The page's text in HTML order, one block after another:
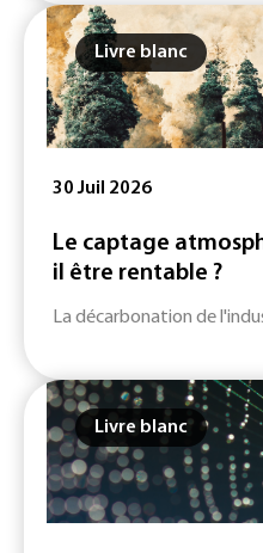
Livre blanc
30 Juil 2026
Le captage
il être rentable ?
La décarbonation de
Livre blanc